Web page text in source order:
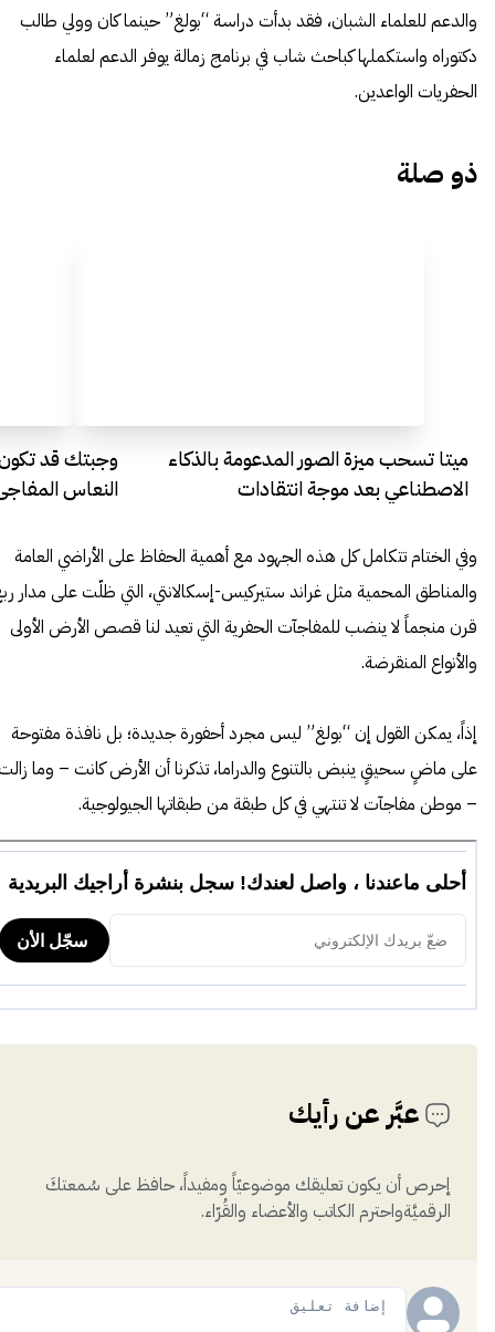
والدعم للعلماء الشبان، فقد بدأت دراسة “بولغ” حينما كان وولي طالب
دكتوراه واستكملها كباحث شاب في برنامج زمالة يوفر الدعم لعلماء
الحفريات الواعدين.
ذو صلة
ميتا تسحب ميزة الصور المدعومة بالذكاء
الاصطناعي بعد موجة انتقادات
وجبتك قد تكون
النعاس
وفي الختام تتكامل كل هذه الجهود مع أهمية الحفاظ على الأراضي العامة
والمناطق المحمية مثل غراند ستيركيس-إسكالانتي، التي ظلّت على مدار
قرن منجماً لا ينضب للمفاجآت الحفرية التي تعيد لنا قصص الأرض الأولى
والأنواع المنقرضة.
إذاً، يمكن القول إن “بولغ” ليس مجرد أحفورة جديدة؛ بل نافذة مفتوحة
على ماضٍ سحيقٍ ينبض بالتنوع والدراما، تذكرنا أن الأرض كانت – وما
– موطن مفاجآت لا تنتهي في كل طبقة من طبقاتها الجيولوجية.
عبَّر عن رأيك
إحرص أن يكون تعليقك موضوعيّاً ومفيداً، حافظ على سُمعتكَ
الرقميَّةواحترم الكاتب والأعضاء والقُرّاء.